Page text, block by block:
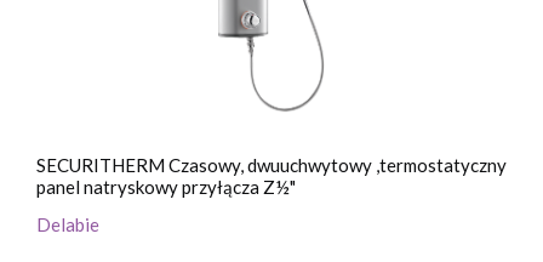
SECURITHERM Czasowy, dwuuchwytowy ,termostatyczny
panel natryskowy przyłącza Z½"
Delabie